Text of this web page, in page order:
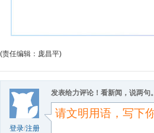
(责任编辑：庞昌平)
登录/注册
发表给力评论！看新闻，说两句。